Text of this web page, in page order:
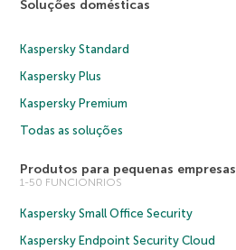
Soluções domésticas
Kaspersky Standard
Kaspersky Plus
Kaspersky Premium
Todas as soluções
Produtos para pequenas empresas
1-50 FUNCIONRIOS
Kaspersky Small Office Security
Kaspersky Endpoint Security Cloud